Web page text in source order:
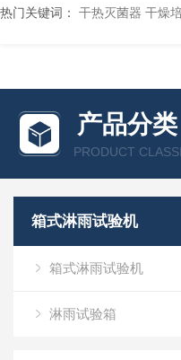
热门关键词： 干热灭菌器 干燥
产品分类
PRODUCT
箱式淋雨试验机
箱式淋雨试验机
淋雨试验箱